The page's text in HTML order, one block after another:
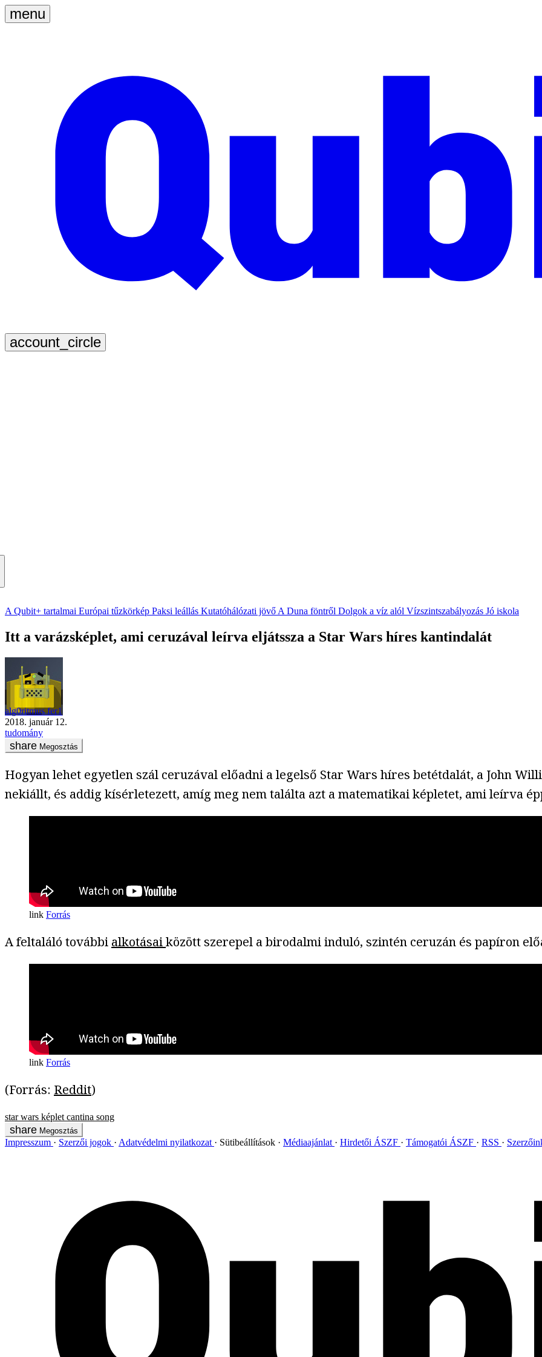
A Qubit+ tartalmai Európai tűzkörkép Paksi leállás Kutatóhálózati jövő A Duna föntről Dolgok a víz alól Vízszintszabályozás Jó iskola
Itt a varázsképlet, ami ceruzával leírva eljátssza a Star Wars híres kantindalát
alg0ritmus fer1
2018. január 12.
tudomány
Megosztás
Hogyan lehet egyetlen szál ceruzával előadni a legelső Star Wars híres betétdalát, a John
nekiállt, és addig kísérletezett, amíg meg nem találta azt a matematikai képletet, ami leírva
Forrás
A feltaláló további alkotásaiközött szerepel a birodalmi induló, szintén ceruzán és papíron
Forrás
(Forrás: Reddit)
star wars képlet cantina song
Megosztás
Impresszum Szerzői jogok Adatvédelmi nyilatkozat Sütibeállítások Médiaajánlat Hirdetői ÁSZF Támogatói ÁSZF RSS